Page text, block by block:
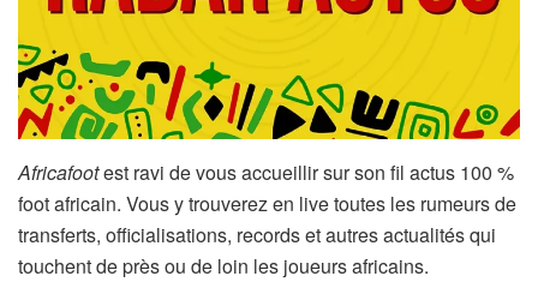
Africafootest ravi de vous accueillir sur son fil actus 100 %
foot africain. Vous y trouverez en live toutes les rumeurs de
transferts, officialisations, records et autres actualités qui
touchent de près ou de loin les joueurs africains.